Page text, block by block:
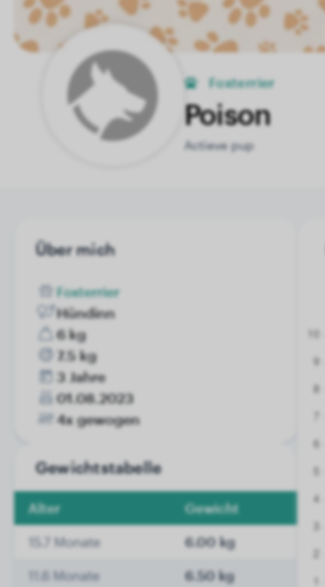
Foxterrier
Poison
Actieve pup
Über mich
Foxterrier
Hündinn
6 kg
7.5 kg
3 Jahre
01.08.2023
4x gewogen
Gewichtstabelle
Alter Gewicht
15.7 Monate 6.00 kg
11.6 Monate 6.50 kg